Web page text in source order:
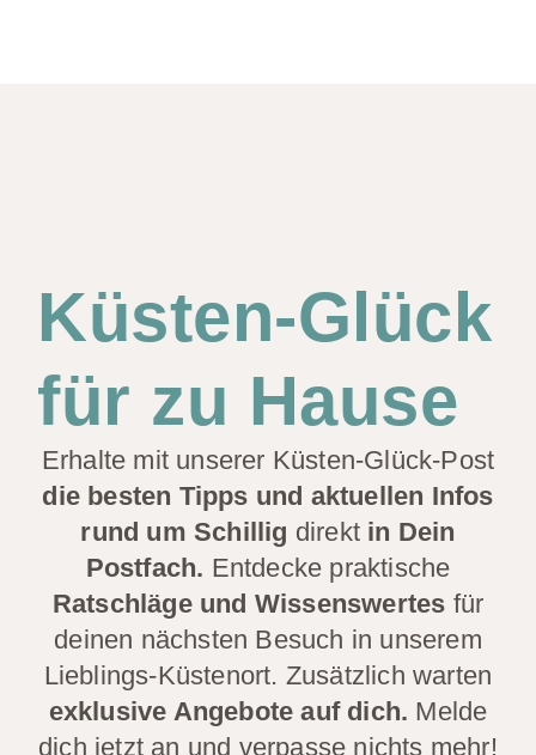
Küsten-Glück
für zu Hause
Erhalte mit unserer Küsten-Glück-Post
die besten Tipps und aktuellen Infos
rund um Schillig direkt in Dein
Postfach. Entdecke praktische
Ratschläge und Wissenswertes für
deinen nächsten Besuch in unserem
Lieblings-Küstenort. Zusätzlich warten
exklusive Angebote auf dich. Melde
dich jetzt an und verpasse nichts mehr!